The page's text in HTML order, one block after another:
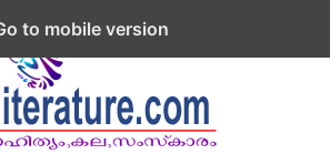
to mobile version